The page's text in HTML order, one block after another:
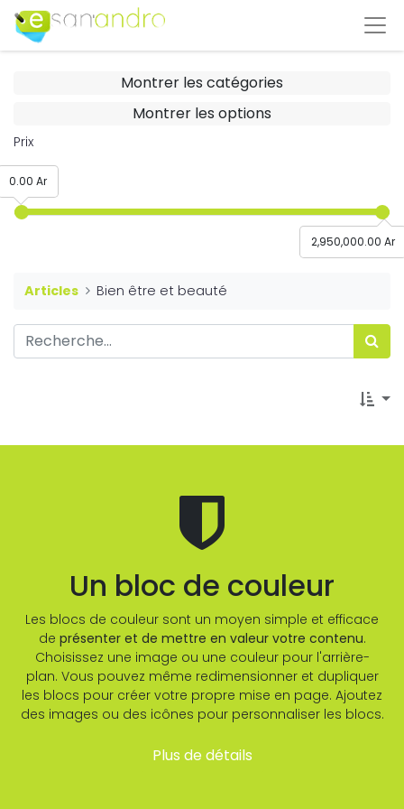
Montrer les catégories
Montrer les options
Prix
2,950,000.00 Ar
0.00 Ar
Articles Bien être et beauté
Un bloc de couleur
Les blocs de couleur sont un moyen simple et efficace
de présenter et de mettre en valeur votre contenu.
Choisissez une image ou une couleur pour l'arrière-
plan. Vous pouvez même redimensionner et dupliquer
les blocs pour créer votre propre mise en page. Ajoutez
des images ou des icônes pour personnaliser les blocs.
Plus de détails